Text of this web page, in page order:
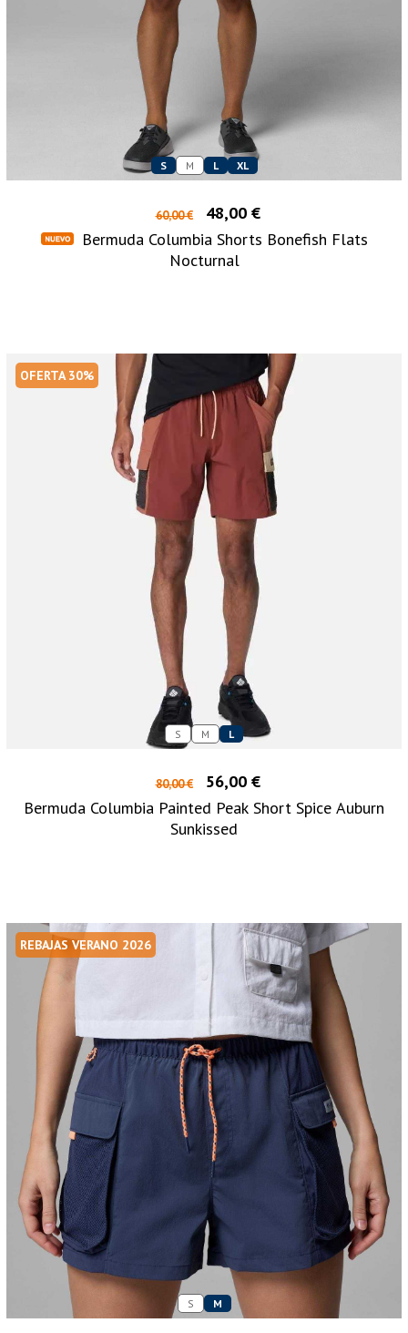
S M L XL
60,00 €
48,00 €
Bermuda Columbia Shorts Bonefish Flats
Nocturnal
OFERTA 30%
S M L
80,00 €
56,00 €
Bermuda Columbia Painted Peak Short Spice Auburn
Sunkissed
REBAJAS VERANO 2026
S M